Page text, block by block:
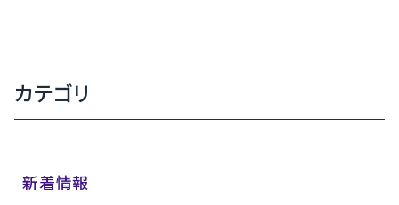
カテゴリ
新着情報